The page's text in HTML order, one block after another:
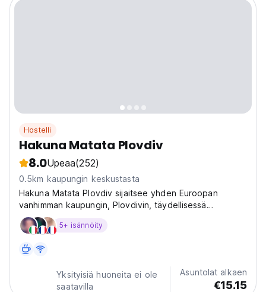
Hostelli
Hakuna Matata Plovdiv
8.0Upeaa(252)
0.5km kaupungin keskustasta
Hakuna Matata Plovdiv sijaitsee yhden Euroopan
vanhimman kaupungin, Plovdivin, täydellisessä
keskustassa.
5+ isännöity
Yksityisiä huoneita ei ole
saatavilla
Asuntolat alkaen
€15.15